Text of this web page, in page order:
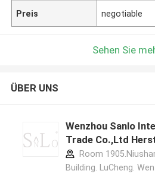
Preis negotiable
Sehen Sie
ÜBER UNS
Wenzhou Sanlo
Trade Co.,Ltd
Room
Building. LuCheng.